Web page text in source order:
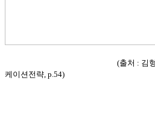
(출처 : 김형택 (2022),
케이션전략, p.54)